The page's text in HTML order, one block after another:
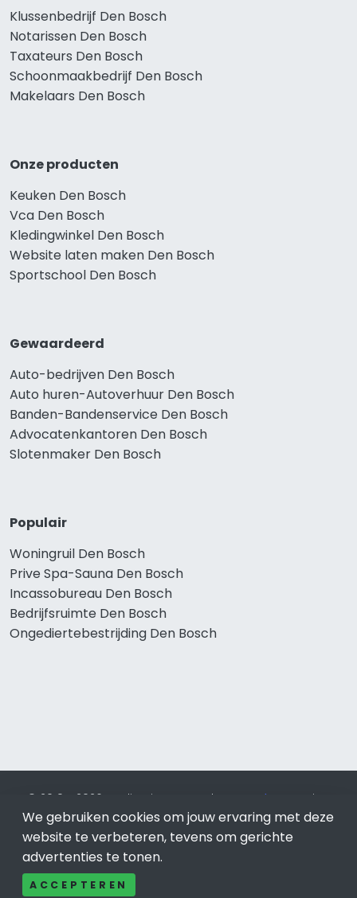
Klussenbedrijf Den Bosch
Notarissen Den Bosch
Taxateurs Den Bosch
Schoonmaakbedrijf Den Bosch
Makelaars Den Bosch
Onze producten
Keuken Den Bosch
Vca Den Bosch
Kledingwinkel Den Bosch
Website laten maken Den Bosch
Sportschool Den Bosch
Gewaardeerd
Auto-bedrijven Den Bosch
Auto huren-Autoverhuur Den Bosch
Banden-Bandenservice Den Bosch
Advocatenkantoren Den Bosch
Slotenmaker Den Bosch
Populair
Woningruil Den Bosch
Prive Spa-Sauna Den Bosch
Incassobureau Den Bosch
Bedrijfsruimte Den Bosch
Ongediertebestrijding Den Bosch
© 2019 - 2026 Realisatie en SEO door SEO-bureau
Lion
Internet. Betaal alleen voor bewezen resultaten?SEO
optimalisatie No Cure No Pay.Den Boschis onderdeel van
Lion Internet.
We gebruiken cookies om jouw ervaring met deze
website te verbeteren, tevens om gerichte
advertenties te tonen.
ACCEPTEREN